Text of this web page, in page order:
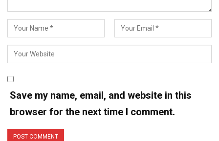
Save my name, email, and website in this
browser for the next time I comment.